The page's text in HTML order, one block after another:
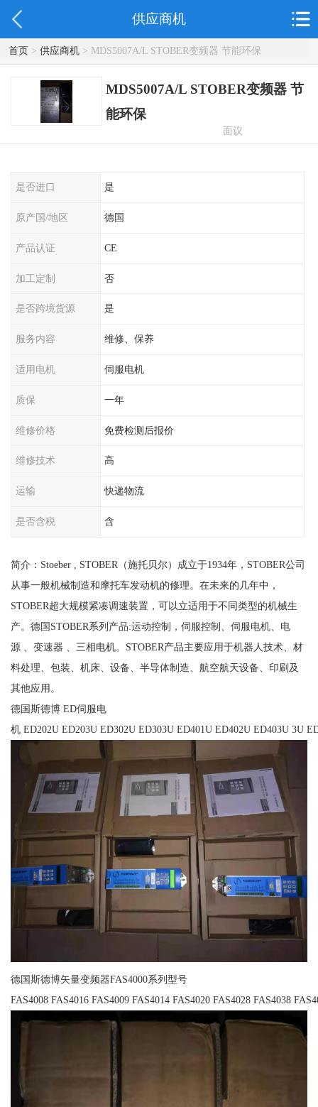
供应商机
首页> 供应商机> MDS5007A/L STOBER变频器 节能环保
MDS5007A/L STOBER变频器 节
能环保
面议
是否进口 是
原产国/地区 德国
产品认证 CE
加工定制 否
是否跨境货源 是
服务内容 维修、保养
适用电机 伺服电机
质保 一年
维修价格 免费检测后报价
维修技术 高
运输 快递物流
是否含税 含
简介：Stoeber , STOBER（施托贝尔）成立于1934年，STOBER公司
从事一般机械制造和摩托车发动机的修理。在未来的几年中，
STOBER超大规模紧凑调速装置，可以立适用于不同类型的机械生
产。德国STOBER系列产品:运动控制，伺服控制、伺服电机、电
源 、变速器 、三相电机。STOBER产品主要应用于机器人技术、材
料处理、包装、机床、设备、半导体制造、航空航天设备、印刷及
其他应用。
德国斯德博 ED伺服电
机 ED202U ED203U ED302U ED303U ED401U ED402U ED403U 3U
德国斯德博矢量变频器FAS4000系列型号
FAS4008 FAS4016 FAS4009 FAS4014 FAS4020 FAS4028 FAS4038